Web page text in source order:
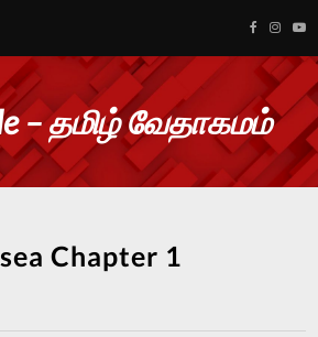
– தமிழ் வேதாகமம்
Chapter 1